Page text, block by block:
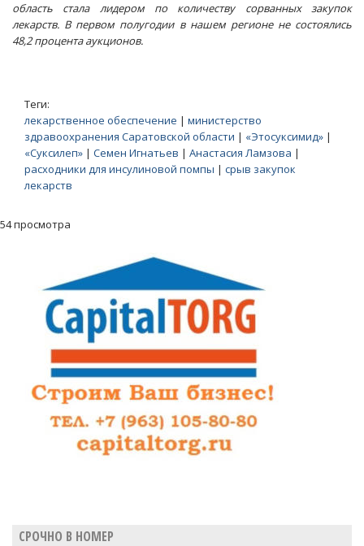
область стала лидером по количеству сорванных закупок
лекарств. В первом полугодии в нашем регионе не состоялись
48,2 процента аукционов.
Теги:
лекарственное обеспечение | министерство
здравоохранения Саратовской области | «Этосуксимид» |
«Суксилеп» | Семен Игнатьев | Анастасия Ламзова |
расходники для инсулиновой помпы | срыв закупок
лекарств
54 просмотра
СРОЧНО В НОМЕР